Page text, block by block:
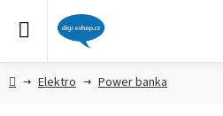
DomůElektro Power banka